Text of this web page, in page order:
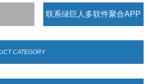
联系绿巨人多软件聚合APP
CATEGORY